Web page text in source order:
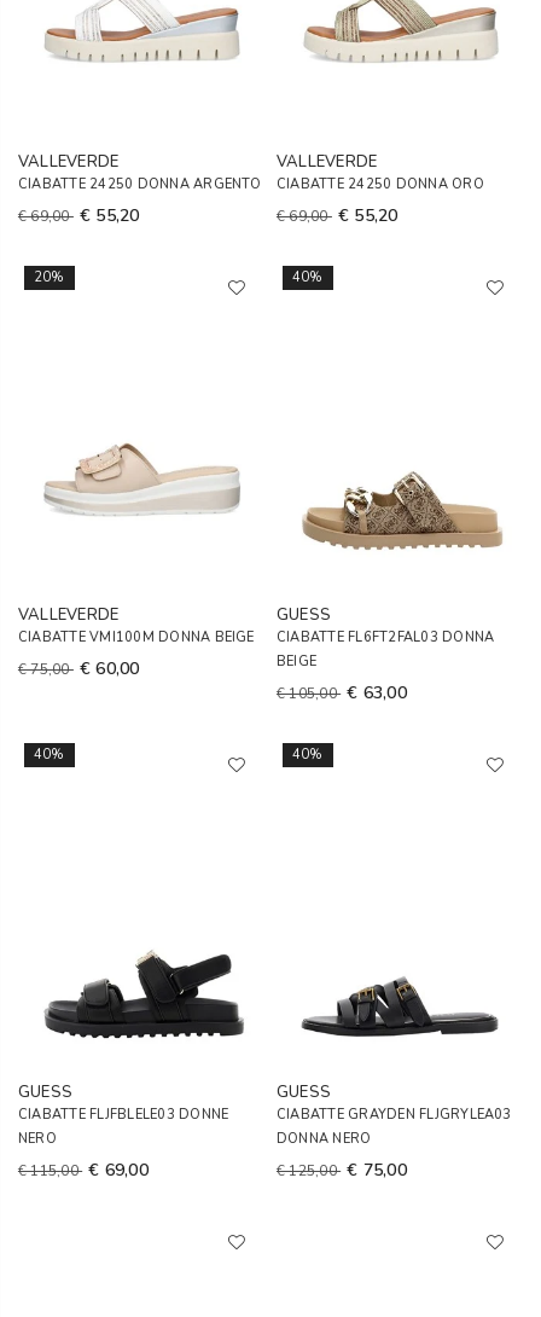
VALLEVERDE
CIABATTE 24250 DONNA ARGENTO
€ 69,00 € 55,20
VALLEVERDE
CIABATTE 24250 DONNA ORO
€ 69,00 € 55,20
20%
VALLEVERDE
CIABATTE VMI100M DONNA BEIGE
€ 75,00 € 60,00
40%
GUESS
CIABATTE FL6FT2FAL03 DONNA
BEIGE
€ 105,00 € 63,00
40%
GUESS
CIABATTE FLJFBLELE03 DONNE
NERO
€ 115,00 € 69,00
40%
GUESS
CIABATTE GRAYDEN FLJGRYLEA03
DONNA NERO
€ 125,00 € 75,00